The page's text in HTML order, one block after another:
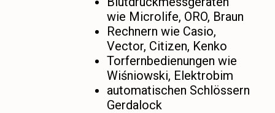
wie Microlife, ORO, Braun
Rechnern wie Casio,
Vector, Citizen, Kenko
Torfernbedienungen wie
Wiśniowski, Elektrobim
automatischen Schlössern
Gerdalock